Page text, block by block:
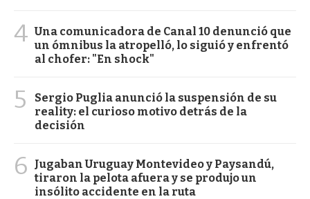
4 Una comunicadora de Canal 10 denunció que
un ómnibus la atropelló, lo siguió y enfrentó
al chofer: "En shock"
5
Sergio Puglia anunció la suspensión de su
reality: el curioso motivo detrás de la
decisión
6
Jugaban Uruguay Montevideo y Paysandú,
tiraron la pelota afuera y se produjo un
insólito accidente en la ruta